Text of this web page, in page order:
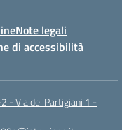
Note legali
di accessibilità
- Via dei Partigiani 1 -